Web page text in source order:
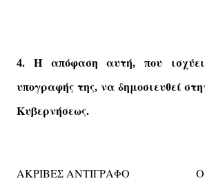
4. Η απόφαση αυτή, που ισχύει
υπογραφής της, να δημοσιευθεί
Κυβερνήσεως.
ΑΚΡΙΒΕΣ ΑΝΤΙΓΡΑΦΟ Ο